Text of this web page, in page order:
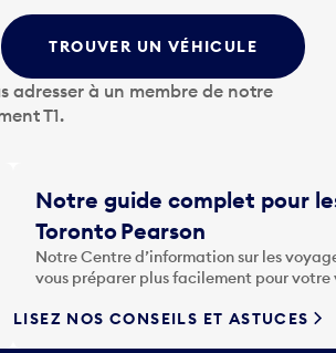
TROUVER UN VÉHICULE
adresser à un membre de notre
T1.
Notre guide complet pour
Toronto Pearson
Notre Centre d’information sur les
vous préparer plus facilement pour votre
LISEZ NOS CONSEILS ET ASTUCES